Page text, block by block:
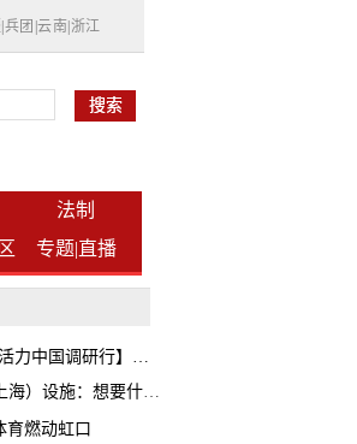
兵团 |云南 浙江
法制
专题|直播
【活力中国调研行】上海机器人研究院以技术标准撬动长三角智造协同
探访国家蛋白质科学研究（上海）设施：想要什么蛋白 AI直接设计合成
育燃动虹口